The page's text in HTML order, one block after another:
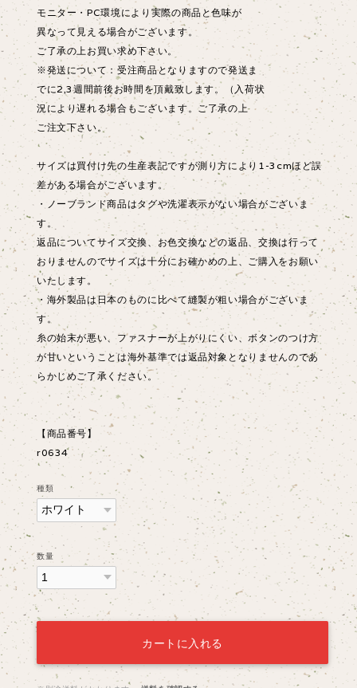
モニター・PC環境により実際の商品と色味が
異なって見える場合がございます。
ご了承の上お買い求め下さい。
※発送について：受注商品となりますので発送ま
でに2,3週間前後お時間を頂戴致します。（入荷状
況により遅れる場合もございます。ご了承の上
ご注文下さい。
サイズは買付け先の生産表記ですが測り方により1-3cmほど誤
差がある場合がございます。
・ノーブランド商品はタグや洗濯表示がない場合がございま
す。
返品についてサイズ交換、お色交換などの返品、交換は行って
おりませんのでサイズは十分にお確かめの上、ご購入をお願い
いたします。
・海外製品は日本のものに比べて縫製が粗い場合がございま
す。
糸の始末が悪い、ファスナーが上がりにくい、ボタンのつけ方
が甘いということは海外基準では返品対象となりませんのであ
らかじめご了承ください。
【商品番号】
r0634
種類
数量
カートに入れる